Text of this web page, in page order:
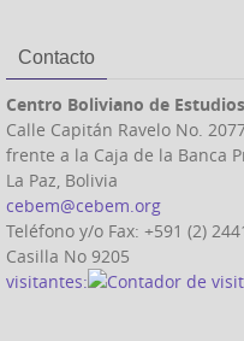
Contacto
Centro Boliviano de
Calle Capitán Ravelo No.
frente a la Caja de la Banca
La Paz, Bolivia
cebem@cebem.org
Teléfono y/o Fax: +591 (2)
Casilla No 9205
visitantes: